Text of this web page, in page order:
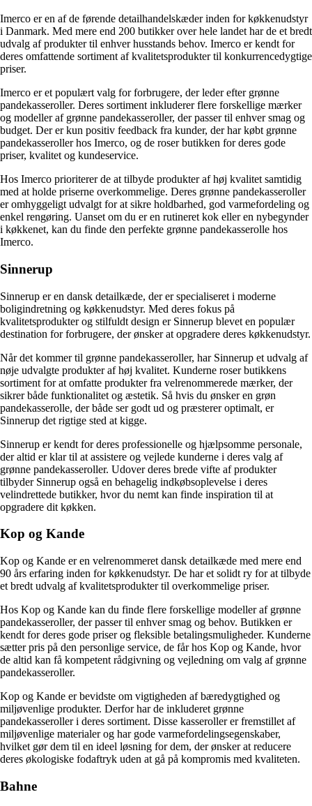
Imerco er en af de førende detailhandelskæder inden for køkkenudstyr
i Danmark. Med mere end 200 butikker over hele landet har de et bredt
udvalg af produkter til enhver husstands behov. Imerco er kendt for
deres omfattende sortiment af kvalitetsprodukter til konkurrencedygtige
priser.
Imerco er et populært valg for forbrugere, der leder efter grønne
pandekasseroller. Deres sortiment inkluderer flere forskellige mærker
og modeller af grønne pandekasseroller, der passer til enhver smag og
budget. Der er kun positiv feedback fra kunder, der har købt grønne
pandekasseroller hos Imerco, og de roser butikken for deres gode
priser, kvalitet og kundeservice.
Hos Imerco prioriterer de at tilbyde produkter af høj kvalitet samtidig
med at holde priserne overkommelige. Deres grønne pandekasseroller
er omhyggeligt udvalgt for at sikre holdbarhed, god varmefordeling og
enkel rengøring. Uanset om du er en rutineret kok eller en nybegynder
i køkkenet, kan du finde den perfekte grønne pandekasserolle hos
Imerco.
Sinnerup
Sinnerup er en dansk detailkæde, der er specialiseret i moderne
boligindretning og køkkenudstyr. Med deres fokus på
kvalitetsprodukter og stilfuldt design er Sinnerup blevet en populær
destination for forbrugere, der ønsker at opgradere deres køkkenudstyr.
Når det kommer til grønne pandekasseroller, har Sinnerup et udvalg af
nøje udvalgte produkter af høj kvalitet. Kunderne roser butikkens
sortiment for at omfatte produkter fra velrenommerede mærker, der
sikrer både funktionalitet og æstetik. Så hvis du ønsker en grøn
pandekasserolle, der både ser godt ud og præsterer optimalt, er
Sinnerup det rigtige sted at kigge.
Sinnerup er kendt for deres professionelle og hjælpsomme personale,
der altid er klar til at assistere og vejlede kunderne i deres valg af
grønne pandekasseroller. Udover deres brede vifte af produkter
tilbyder Sinnerup også en behagelig indkøbsoplevelse i deres
velindrettede butikker, hvor du nemt kan finde inspiration til at
opgradere dit køkken.
Kop og Kande
Kop og Kande er en velrenommeret dansk detailkæde med mere end
90 års erfaring inden for køkkenudstyr. De har et solidt ry for at tilbyde
et bredt udvalg af kvalitetsprodukter til overkommelige priser.
Hos Kop og Kande kan du finde flere forskellige modeller af grønne
pandekasseroller, der passer til enhver smag og behov. Butikken er
kendt for deres gode priser og fleksible betalingsmuligheder. Kunderne
sætter pris på den personlige service, de får hos Kop og Kande, hvor
de altid kan få kompetent rådgivning og vejledning om valg af grønne
pandekasseroller.
Kop og Kande er bevidste om vigtigheden af bæredygtighed og
miljøvenlige produkter. Derfor har de inkluderet grønne
pandekasseroller i deres sortiment. Disse kasseroller er fremstillet af
miljøvenlige materialer og har gode varmefordelingsegenskaber,
hvilket gør dem til en ideel løsning for dem, der ønsker at reducere
deres økologiske fodaftryk uden at gå på kompromis med kvaliteten.
Bahne